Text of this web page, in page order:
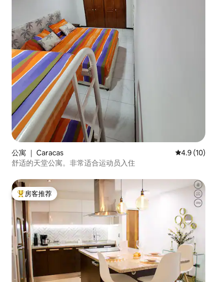
公寓 ｜ Caracas 平均评分
4.9 (10)
舒适的天堂公寓。非常适合运动员入住
热门「房客推荐」
房客推荐